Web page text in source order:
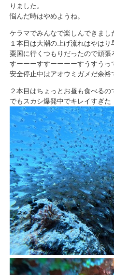
りました。
悩んだ時はやめようね。
ケラマでみんなで楽しんできまし
１本目は大潮の上げ流れはやはり
粟国に行くつもりだったので頑張
すーーーすすーーーーすうすうっ
安全停止中はアオウミガメだ余裕
２本目はちょっとお昼も食べるの
でもスカシ爆発中でキレイすぎた